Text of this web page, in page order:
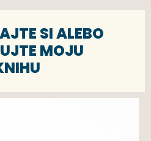
SI ALEBO
MOJU